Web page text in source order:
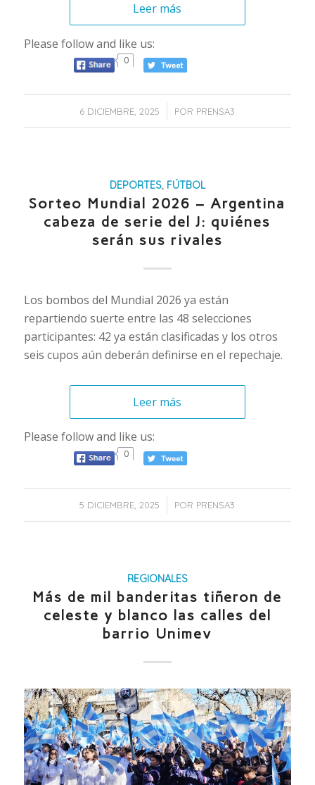
Leer más
Please follow and like us:
0
6 DICIEMBRE, 2025
/ POR PRENSA3
DEPORTES, FÚTBOL
Sorteo Mundial 2026 – Argentina
cabeza de serie del J: quiénes
serán sus rivales
Los bombos del Mundial 2026 ya están
repartiendo suerte entre las 48 selecciones
participantes: 42 ya están clasificadas y los otros
seis cupos aún deberán definirse en el repechaje.
Leer más
Please follow and like us:
0
5 DICIEMBRE, 2025
/ POR PRENSA3
REGIONALES
Más de mil banderitas tiñeron de
celeste y blanco las calles del
barrio Unimev